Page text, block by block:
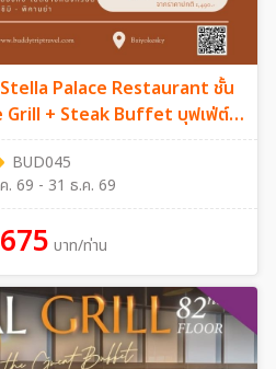
Palace Restaurant ชั้น
Grill + Steak Buffet บุฟเฟ่ต์ 2
BUD045
. 69 - 31 ธ.ค. 69
675 บาท/ท่าน